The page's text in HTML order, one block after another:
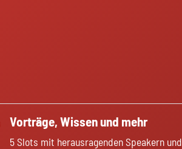
Vorträge, Wissen und mehr
5 Slots mit herausragenden Speakern und